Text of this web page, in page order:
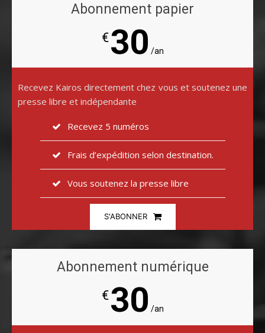
Abonnement papier
€30 /an
Recevez Kairos directement chez vous et soutenez une
presse libre et indépendante
Recevez 5 numéros
Frais d’expédition selon destination.
Vous soutenez la presse libre
S'ABONNER
Abonnement numérique
€30 /an